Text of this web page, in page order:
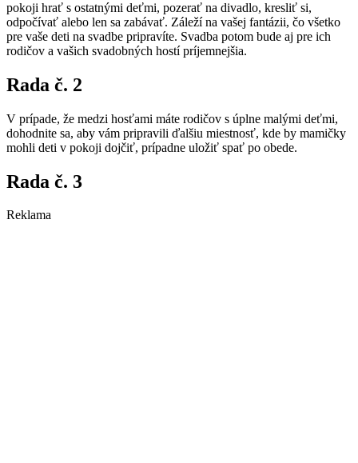
pokoji hrať s ostatnými deťmi, pozerať na divadlo, kresliť si,
odpočívať alebo len sa zabávať. Záleží na vašej fantázii, čo všetko
pre vaše deti na svadbe pripravíte. Svadba potom bude aj pre ich
rodičov a vašich svadobných hostí príjemnejšia.
Rada č. 2
V prípade, že medzi hosťami máte rodičov s úplne malými deťmi,
dohodnite sa, aby vám pripravili ďalšiu miestnosť, kde by mamičky
mohli deti v pokoji dojčiť, prípadne uložiť spať po obede.
Rada č. 3
Reklama